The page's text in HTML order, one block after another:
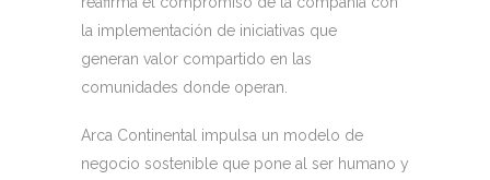
la implementación de iniciativas que
generan valor compartido en las
comunidades donde operan.
Arca Continental impulsa un modelo de
negocio sostenible que pone al ser humano y